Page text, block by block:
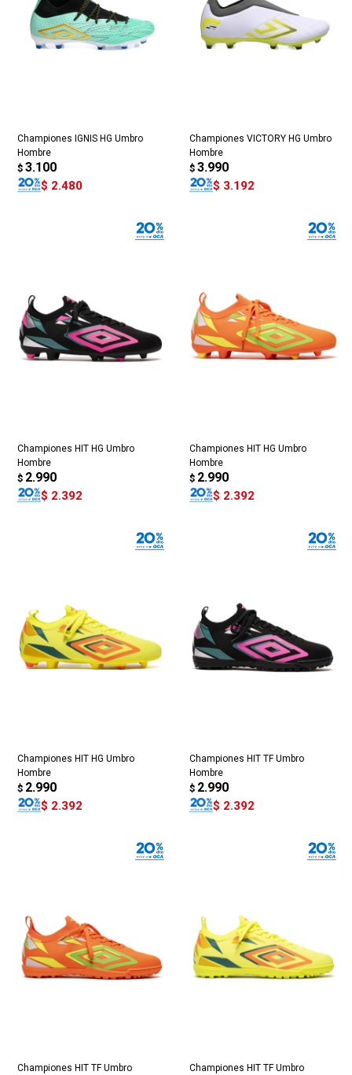
Championes IGNIS HG Umbro
Hombre
$ 3.100
$ 2.480
Championes VICTORY HG Umbro
Hombre
$ 3.990
$ 3.192
Championes HIT HG Umbro
Hombre
$ 2.990
$ 2.392
Championes HIT HG Umbro
Hombre
$ 2.990
$ 2.392
Championes HIT HG Umbro
Hombre
$ 2.990
$ 2.392
Championes HIT TF Umbro
Hombre
$ 2.990
$ 2.392
Championes HIT TF Umbro
Championes HIT TF Umbro